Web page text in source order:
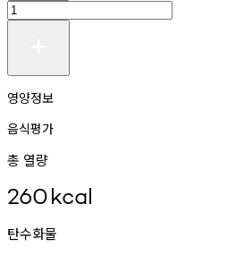
영양정보
음식평가
총 열량
260kcal
탄수화물